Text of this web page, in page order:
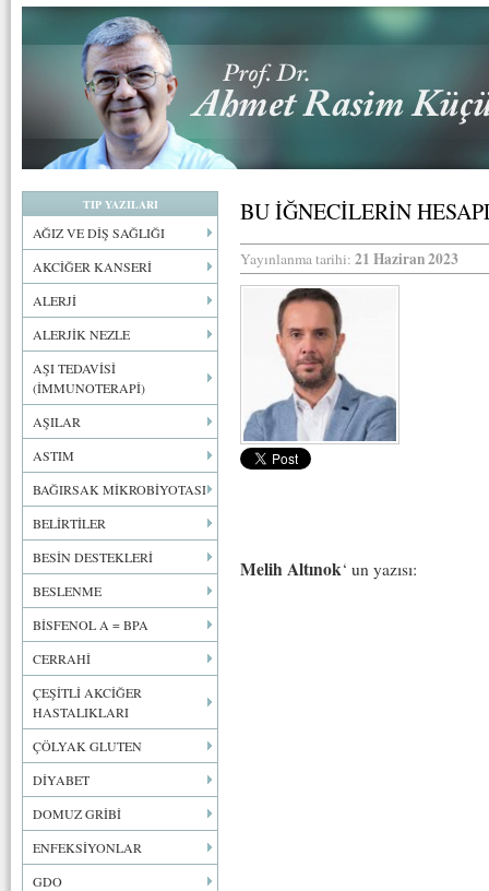
TIP YAZILARI
AĞIZ VE DİŞ SAĞLIĞI
AKCİĞER KANSERİ
ALERJİ
ALERJİK NEZLE
AŞI TEDAVİSİ
(İMMUNOTERAPİ)
AŞILAR
ASTIM
BAĞIRSAK MİKROBİYOTASI
BELİRTİLER
BESİN DESTEKLERİ
BESLENME
BİSFENOL A = BPA
CERRAHİ
ÇEŞİTLİ AKCİĞER
HASTALIKLARI
ÇÖLYAK GLUTEN
DİYABET
DOMUZ GRİBİ
ENFEKSİYONLAR
GDO
BU İĞNECİLERİN
Yayınlanma tarihi: 21 Haziran 2023
Melih Altınok‘ un yazısı: